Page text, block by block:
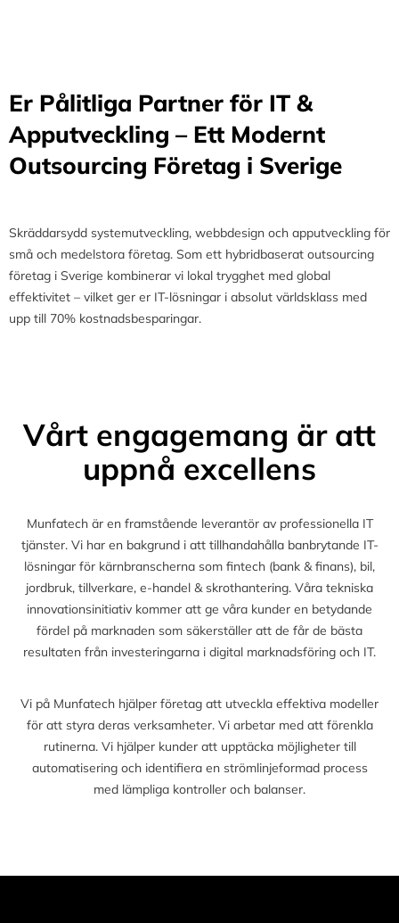
Er Pålitliga Partner för IT &
Apputveckling – Ett Modernt
Outsourcing Företag i Sverige
Skräddarsydd systemutveckling, webbdesign och apputveckling för
små och medelstora företag. Som ett hybridbaserat outsourcing
företag i Sverige kombinerar vi lokal trygghet med global
effektivitet – vilket ger er IT-lösningar i absolut världsklass med
upp till 70% kostnadsbesparingar.
Vårt engagemang är att
uppnå excellens
Munfatech är en framstående leverantör av professionella IT
tjänster. Vi har en bakgrund i att tillhandahålla banbrytande IT-
lösningar för kärnbranscherna som fintech (bank & finans), bil,
jordbruk, tillverkare, e-handel & skrothantering. Våra tekniska
innovationsinitiativ kommer att ge våra kunder en betydande
fördel på marknaden som säkerställer att de får de bästa
resultaten från investeringarna i digital marknadsföring och IT.
Vi på Munfatech hjälper företag att utveckla effektiva modeller
för att styra deras verksamheter. Vi arbetar med att förenkla
rutinerna. Vi hjälper kunder att upptäcka möjligheter till
automatisering och identifiera en strömlinjeformad process
med lämpliga kontroller och balanser.